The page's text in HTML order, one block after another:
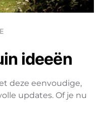
ideeën
deze eenvoudige,
updates. Of je nu